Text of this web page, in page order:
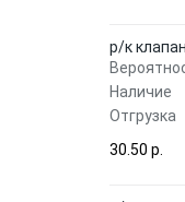
р/к
Наличие
Отгрузка
30.50 p.